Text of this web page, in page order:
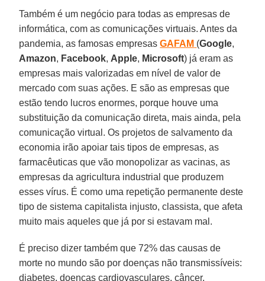
Também é um negócio para todas as empresas de
informática, com as comunicações virtuais. Antes da
pandemia, as famosas empresasGAFAM (Google,
Amazon, Facebook, Apple, Microsoft) já eram as
empresas mais valorizadas em nível de valor de
mercado com suas ações. E são as empresas que
estão tendo lucros enormes, porque houve uma
substituição da comunicação direta, mais ainda, pela
comunicação virtual. Os projetos de salvamento da
economia irão apoiar tais tipos de empresas, as
farmacêuticas que vão monopolizar as vacinas, as
empresas da agricultura industrial que produzem
esses vírus. É como uma repetição permanente deste
tipo de sistema capitalista injusto, classista, que afeta
muito mais aqueles que já por si estavam mal.
É preciso dizer também que 72% das causas de
morte no mundo são por doenças não transmissíveis:
diabetes, doenças cardiovasculares, câncer,